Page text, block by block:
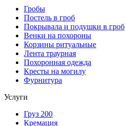
Гробы
Постель в гроб
Покрывала и подушки в гроб
Венки на похороны
Корзины ритуальные
Лента траурная
Похоронная одежда
Кресты на могилу
Фурнитура
Услуги
Груз 200
Кремация